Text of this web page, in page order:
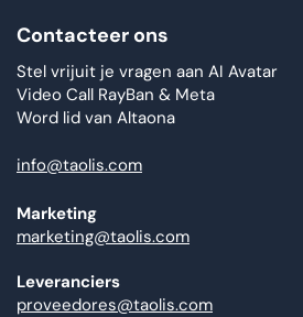
Contacteer ons
Stel vrijuit je vragen aan AI Avatar
Video Call RayBan & Meta
Word lid van Altaona
info@taolis.com
Marketing
marketing@taolis.com
Leveranciers
proveedores@taolis.com